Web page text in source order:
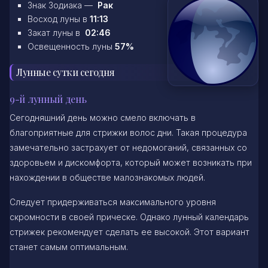
Знак Зодиака — Рак
Восход луны в 11:13
Закат луны в 02:46
Освещенность луны 57%
Лунные сутки сегодня
9-й лунный день
Сегодняшний день можно смело включать в
благоприятные для стрижки волос дни. Такая процедура
замечательно застрахует от недомоганий, связанных со
здоровьем и дискомфорта, который может возникать при
нахождении в обществе малознакомых людей.
Следует придерживаться максимального уровня
скромности в своей прическе. Однако лунный календарь
стрижек рекомендует сделать ее высокой. Этот вариант
станет самым оптимальным.